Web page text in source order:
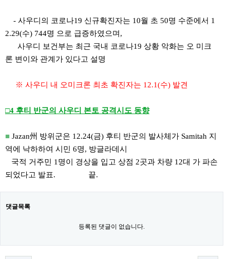
- 사우디의 코로나19 신규확진자는 10월 초 50명 수준에서 1
2.29(수) 744명 으로 급증하였으며,
사우디 보건부는 최근 국내 코로나19 상황 악화는 오 미크
론 변이와 관계가 있다고 설명
※ 사우디 내 오미크론 최초 확진자는 12.1(수) 발견
□4 후티 반군의 사우디 본토 공격시도 동향
■ Jazan州 방위군은 12.24(금) 후티 반군의 발사체가 Samitah 지
역에 낙하하여 시민 6명, 방글라데시
국적 거주민 1명이 경상을 입고 상점 2곳과 차량 12대 가 파손
되었다고 발표. 끝.
댓글목록
등록된 댓글이 없습니다.